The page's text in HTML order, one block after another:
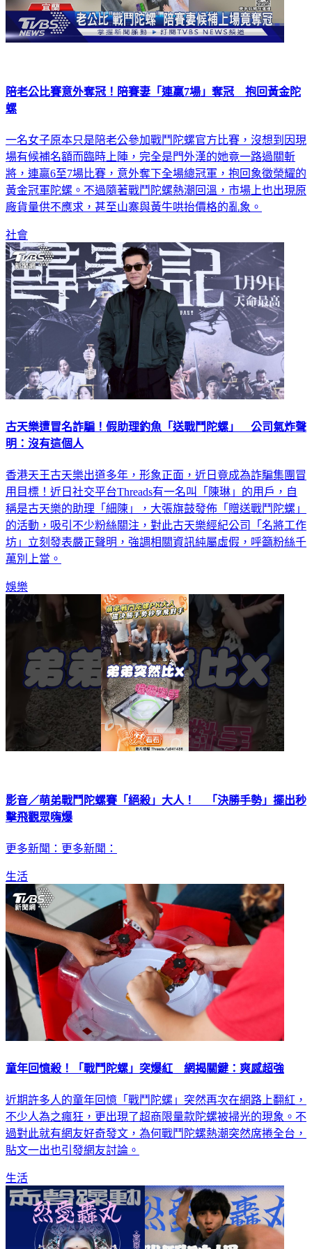
陪老公比賽意外奪冠！陪賽妻「連贏7場」奪冠 抱回黃金陀
螺
一名女子原本只是陪老公參加戰鬥陀螺官方比賽，沒想到因現
場有候補名額而臨時上陣，完全是門外漢的她竟一路過關斬
將，連贏6至7場比賽，意外奪下全場總冠軍，抱回象徵榮耀的
黃金冠軍陀螺。不過隨著戰鬥陀螺熱潮回溫，市場上也出現原
廠貨量供不應求，甚至山寨與黃牛哄抬價格的亂象。
社會
古天樂遭冒名詐騙！假助理釣魚「送戰鬥陀螺」 公司氣炸聲
明：沒有這個人
香港天王古天樂出道多年，形象正面，近日竟成為詐騙集團冒
用目標！近日社交平台Threads有一名叫「陳琳」的用戶，自
稱是古天樂的助理「細陳」，大張旗鼓發佈「贈送戰鬥陀螺」
的活動，吸引不少粉絲關注，對此古天樂經紀公司「名將工作
坊」立刻發表嚴正聲明，強調相關資訊純屬虛假，呼籲粉絲千
萬別上當。
娛樂
影音／萌弟戰鬥陀螺賽「絕殺」大人！ 「決勝手勢」擺出秒
擊飛觀眾嗨爆
更多新聞：更多新聞：
生活
童年回憶殺！「戰鬥陀螺」突爆紅 網揭關鍵：爽感超強
近期許多人的童年回憶「戰鬥陀螺」突然再次在網路上翻紅，
不少人為之瘋狂，更出現了超商限量款陀螺被掃光的現象。不
過對此就有網友好奇發文，為何戰鬥陀螺熱潮突然席捲全台，
貼文一出也引發網友討論。
生活